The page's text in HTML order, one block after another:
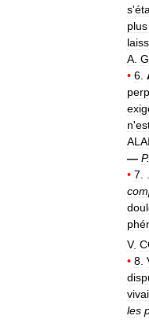
s'
plus
A
• 6
n'
— P.
• 7
V.
• 8.
les